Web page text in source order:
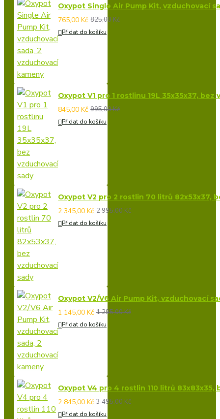
Oxypot Single Air Pump Kit, vzduchovací
765,00 Kč 825,00 Kč
Přidat do košíku
Oxypot V1 pro 1 rostlinu 19L 35x35x37, bez
845,00 Kč 995,00 Kč
Přidat do košíku
Oxypot V2 pro 2 rostlin 70 litrů 82x53x37,
2 345,00 Kč 2 995,00 Kč
Přidat do košíku
Oxypot V2/V6 Air Pump Kit, vzduchovací
1 145,00 Kč 1 295,00 Kč
Přidat do košíku
Oxypot V4 pro 4 rostlin 110 litrů 83x83x35,
2 845,00 Kč 3 495,00 Kč
Přidat do košíku